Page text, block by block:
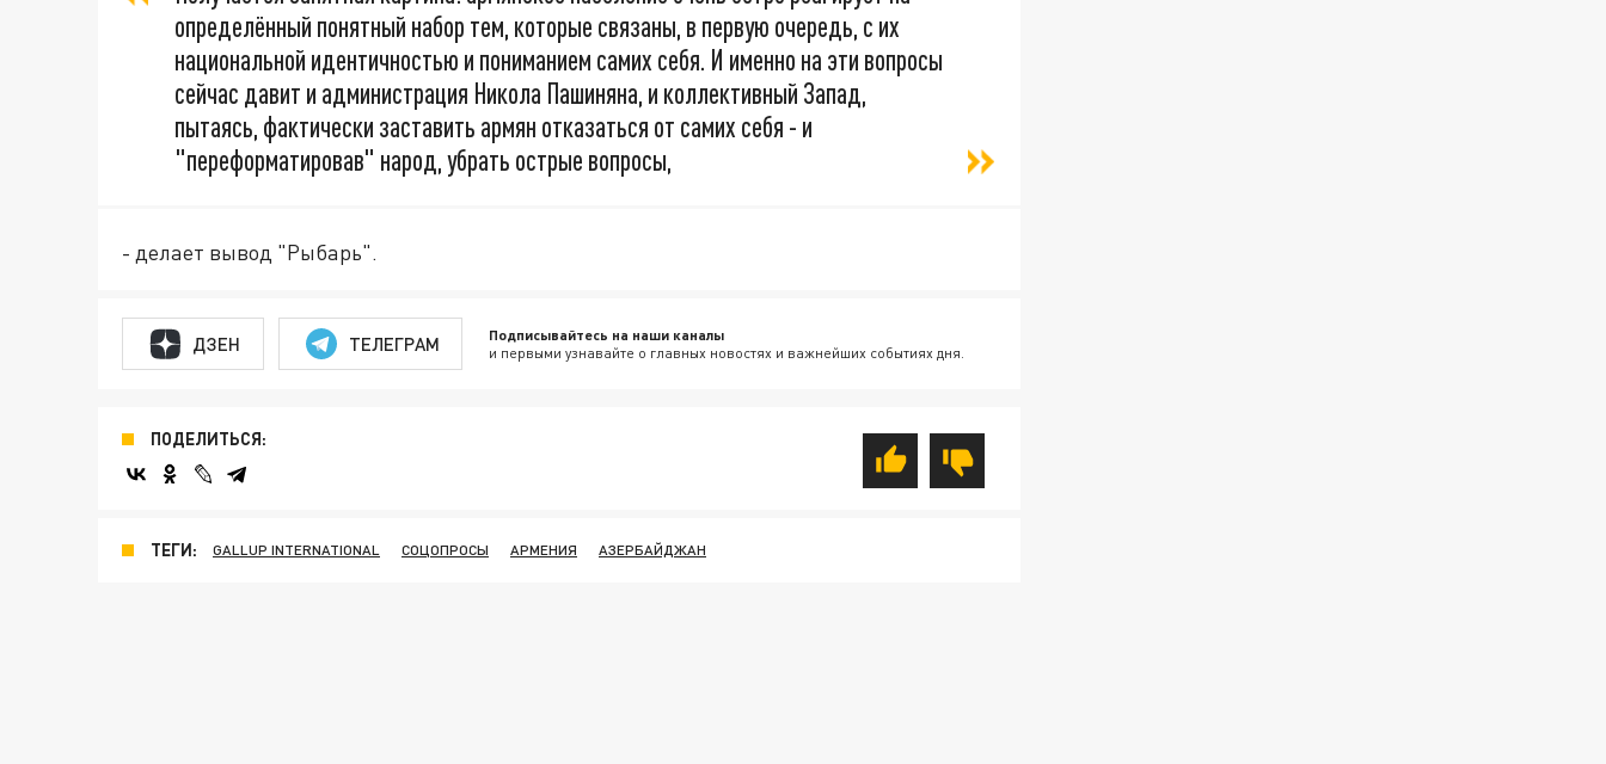
определённый понятный набор тем, которые связаны, в первую очередь, с их
национальной идентичностью и пониманием самих себя. И именно на эти вопросы
сейчас давит и администрация Никола Пашиняна, и коллективный Запад,
пытаясь, фактически заставить армян отказаться от самих себя - и
"переформатировав" народ, убрать острые вопросы,
- делает вывод "Рыбарь".
ДЗЕН ТЕЛЕГРАМ Подписывайтесь на наши каналы
и первыми узнавайте о главных новостях и важнейших событиях дня.
ПОДЕЛИТЬСЯ:
ТЕГИ: GALLUP INTERNATIONAL СОЦОПРОСЫ АРМЕНИЯ АЗЕРБАЙДЖАН